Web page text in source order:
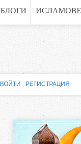
БЛОГИ
ВОЙТИ РЕГИСТРАЦИЯ